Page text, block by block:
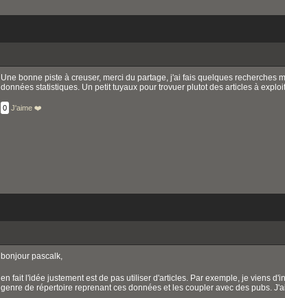
Une bonne piste à creuser, merci du partage, j'ai fais quelques recherches
données statistiques. Un petit tuyaux pour trovuer plutot des articles à
0 J'aime ❤️
bonjour pascalk,
en fait l'idée justement est de pas utiliser d'articles. Par exemple, je viens
genre de répertoire reprenant ces données et les coupler avec des pubs.